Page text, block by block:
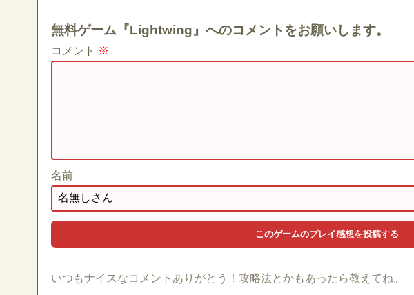
無料ゲーム『Lightwing』へのコメントをお願いします。
コメント ※
名前
いつもナイスなコメントありがとう！攻略法とかもあったら教えてね。